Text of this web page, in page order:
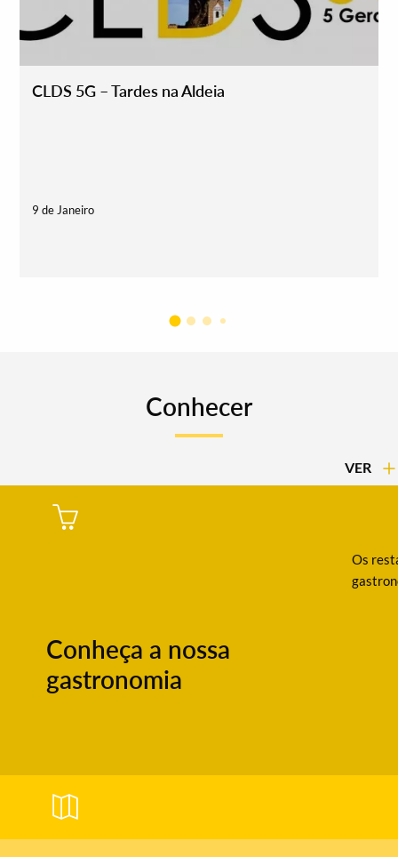
CLDS 5G – Tardes na Aldeia
9 de Janeiro
Conhecer
VER
Conheça a nossa
gastronomia
Os